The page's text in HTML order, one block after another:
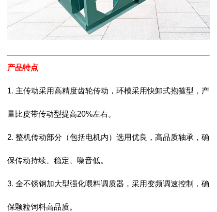
产品特点
1. 主传动采用高精度齿轮传动，环模采用快卸式抱箍型，产
量比皮带传动型提高20%左右。
2. 整机传动部分（包括电机内）选用优良，高品质轴承，确
保传动持续、稳定、噪音低。
3. 全不锈钢加大型强化喂料调质器，采用变频调速控制，确
保颗粒饲料高品质。